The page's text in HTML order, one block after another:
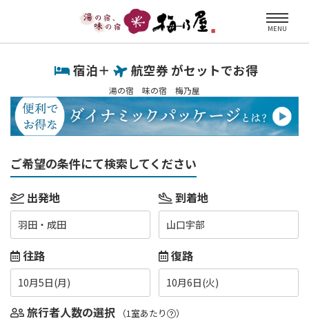
MENU
宿泊＋ 航空券 がセットでお得
湯の宿 味の宿 梅乃屋
ご希望の条件にて検索してください
出発地
羽田・成田
到着地
山口宇部
往路
10月5日(月)
復路
10月6日(火)
旅行者人数の選択 （1室あたり ）